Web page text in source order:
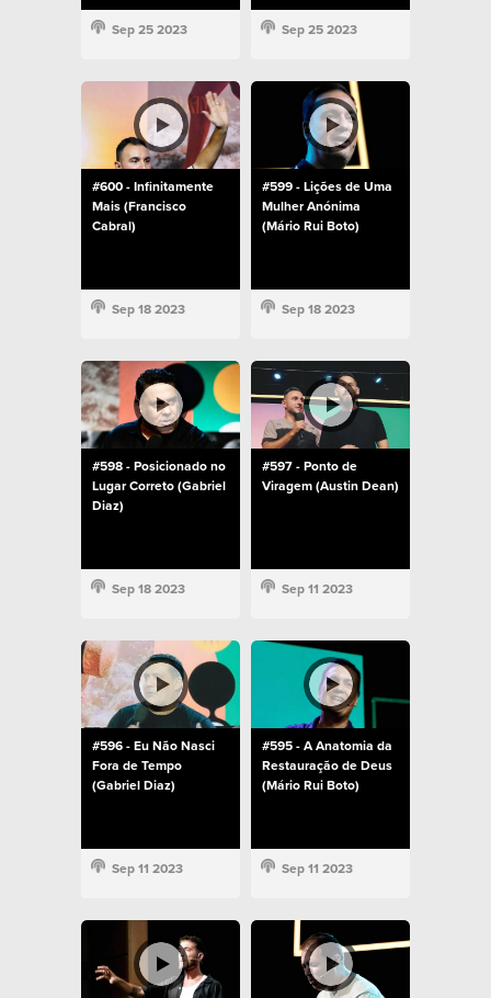
Sep 25 2023 Sep 25 2023
#600 - Infinitamente
Mais (Francisco
Cabral)
Sep 18 2023
#599 - Lições de Uma
Mulher Anónima
(Mário Rui Boto)
Sep 18 2023
#598 - Posicionado no
Lugar Correto (Gabriel
Diaz)
Sep 18 2023
#597 - Ponto de
Viragem (Austin Dean)
Sep 11 2023
#596 - Eu Não Nasci
Fora de Tempo
(Gabriel Diaz)
Sep 11 2023
#595 - A Anatomia da
Restauração de Deus
(Mário Rui Boto)
Sep 11 2023